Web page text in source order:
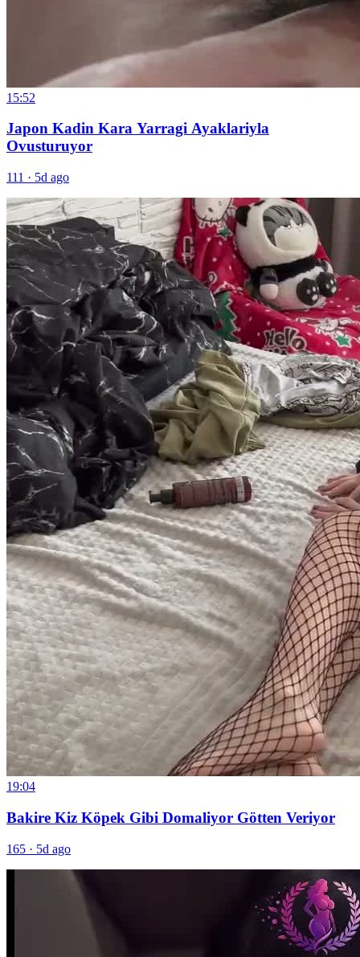
15:52
Japon Kadin Kara Yarragi Ayaklariyla
Ovusturuyor
111 · 5d ago
19:04
Bakire Kiz Köpek Gibi Domaliyor Götten Veriyor
165 · 5d ago